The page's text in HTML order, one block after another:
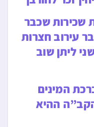
שכירות שכבר
עירוב חצרות
ליתן שוב
המינים
ההיא